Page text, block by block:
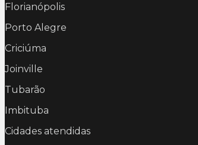
Florianópolis
Porto Alegre
Criciúma
Joinville
Tubarão
Imbituba
Cidades atendidas